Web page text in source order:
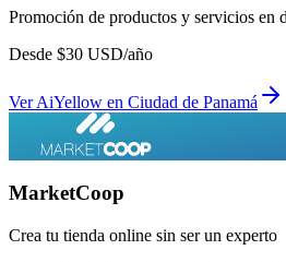
Promoción de productos y servicios en
Desde $30 USD/año
VerAiYellow en Ciudad de Panamá
MarketCoop
Crea tu tienda online sin ser un experto